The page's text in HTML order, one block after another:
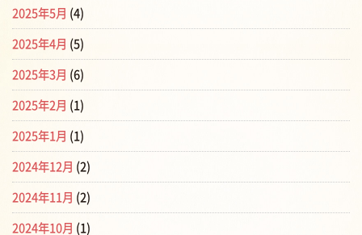
2025年5月 (4)
2025年4月 (5)
2025年3月 (6)
2025年2月 (1)
2025年1月 (1)
2024年12月 (2)
2024年11月 (2)
2024年10月 (1)